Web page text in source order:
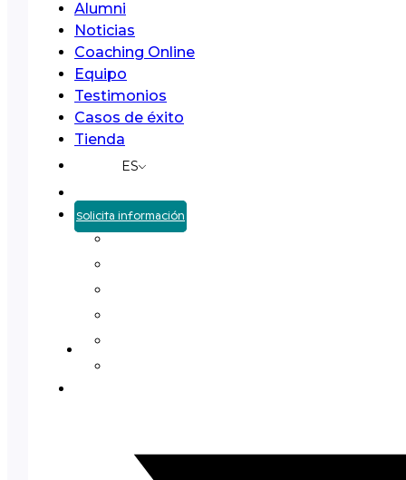
Alumni
Noticias
Coaching Online
Equipo
Testimonios
Casos de éxito
Tienda
ES
Solicita información